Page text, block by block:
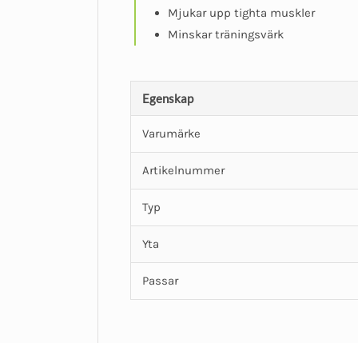
Mjukar upp tighta muskler
Minskar träningsvärk
Egenskap
Varumärke
Artikelnummer
Typ
Yta
Passar